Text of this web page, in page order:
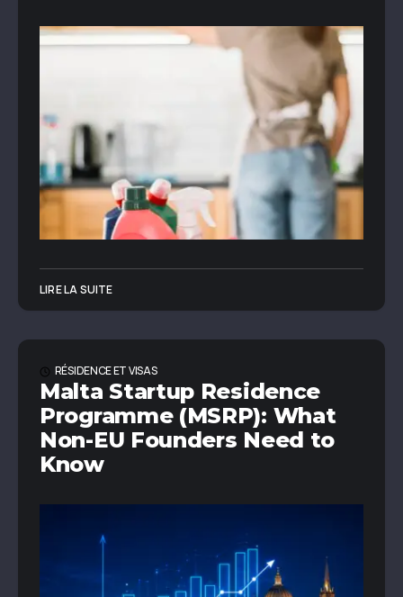
LIRE LA SUITE
RÉSIDENCE ET VISAS
Malta Startup Residence
Programme (MSRP): What
Non-EU Founders Need to
Know